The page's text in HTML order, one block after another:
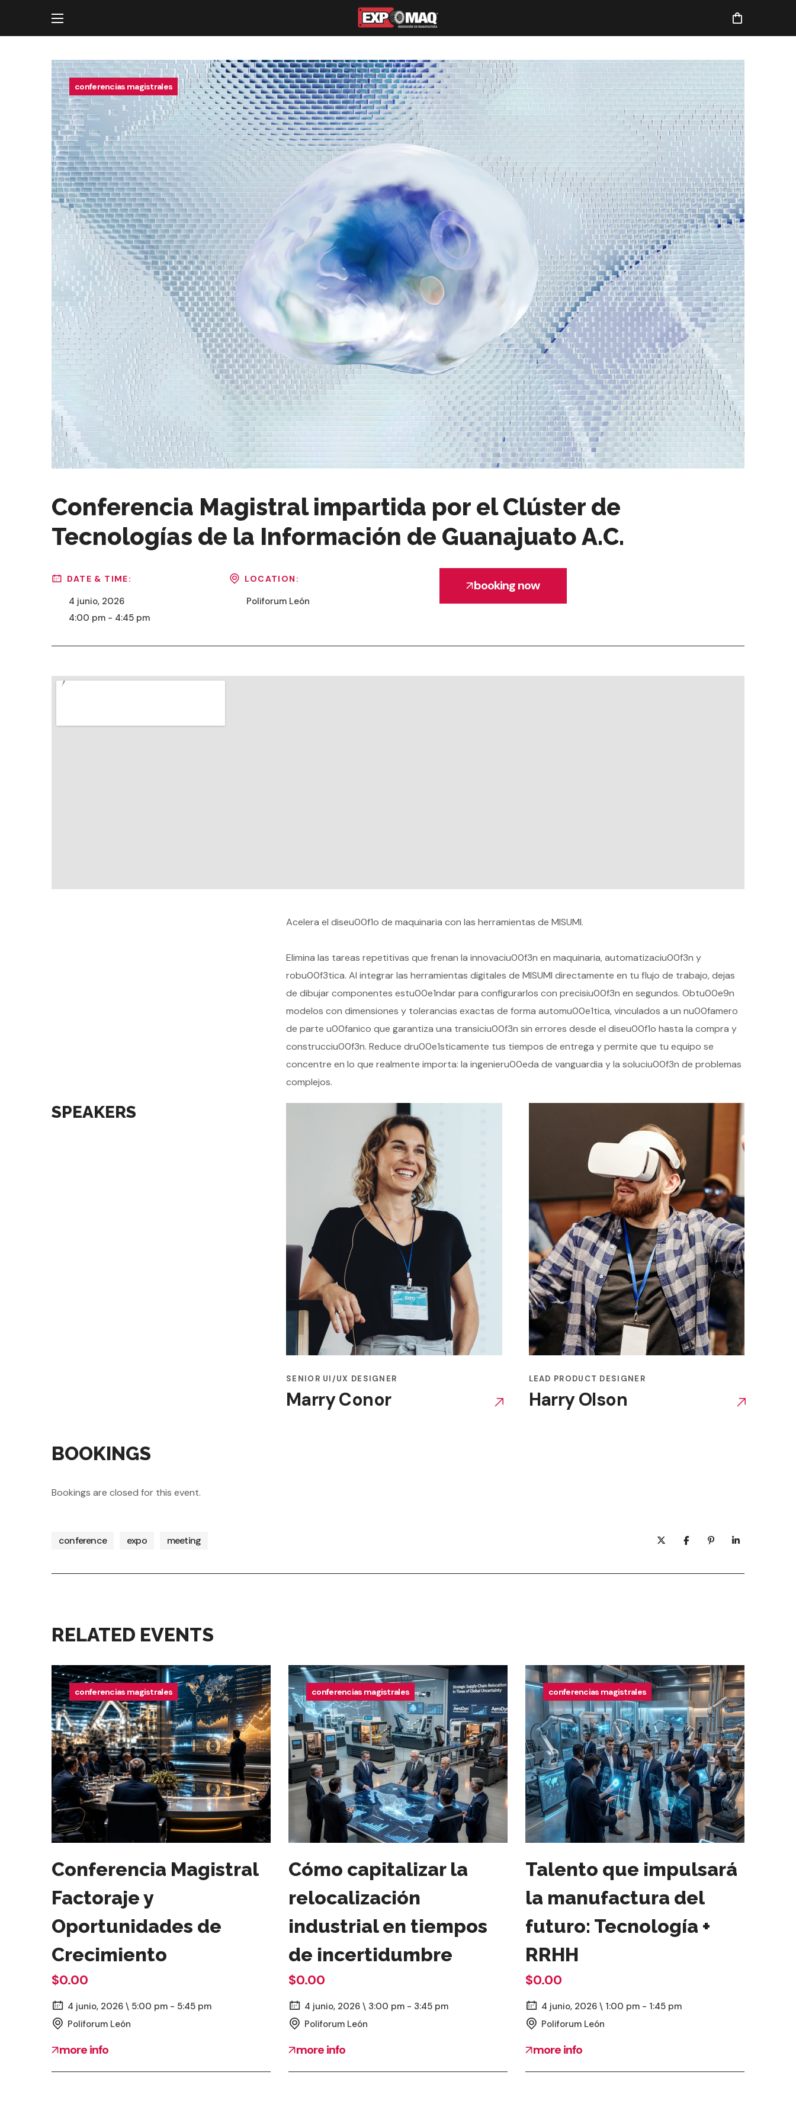
conferencias magistrales
Conferencia Magistral impartida por el Clúster de
Tecnologías de la Información de Guanajuato A.C.
DATE & TIME:
4 junio, 2026
4:00 pm - 4:45 pm
LOCATION:
Poliforum León
booking now
Acelera el diseu00f1o de maquinaria con las herramientas de MISUMI.
Elimina las tareas repetitivas que frenan la innovaciu00f3n en maquinaria, automatizaciu00f3n y
robu00f3tica. Al integrar las herramientas digitales de MISUMI directamente en tu flujo de trabajo, dejas
de dibujar componentes estu00e1ndar para configurarlos con precisiu00f3n en segundos. Obtu00e9n
modelos con dimensiones y tolerancias exactas de forma automu00e1tica, vinculados a un nu00famero
de parte u00fanico que garantiza una transiciu00f3n sin errores desde el diseu00f1o hasta la compra y
construcciu00f3n. Reduce dru00e1sticamente tus tiempos de entrega y permite que tu equipo se
concentre en lo que realmente importa: la ingenieru00eda de vanguardia y la soluciu00f3n de problemas
complejos.
SPEAKERS
SENIOR UI/UX DESIGNER
Marry Conor
LEAD PRODUCT DESIGNER
Harry Olson
BOOKINGS
Bookings are closed for this event.
conference expo meeting
RELATED EVENTS
conferencias magistrales
Conferencia Magistral
Factoraje y
Oportunidades de
Crecimiento
$0.00
4 junio, 2026 \ 5:00 pm - 5:45 pm
Poliforum León
more info
conferencias magistrales
Cómo capitalizar la
relocalización
industrial en tiempos
de incertidumbre
$0.00
4 junio, 2026 \ 3:00 pm - 3:45 pm
Poliforum León
more info
conferencias magistrales
Talento que impulsará
la manufactura del
futuro: Tecnología +
RRHH
$0.00
4 junio, 2026 \ 1:00 pm - 1:45 pm
Poliforum León
more info